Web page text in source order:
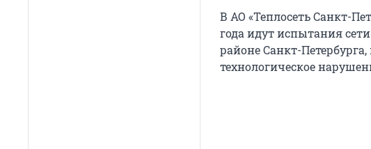
В АО «Теплосеть Санкт-
года идут испытания
районе Санкт-
технологическое